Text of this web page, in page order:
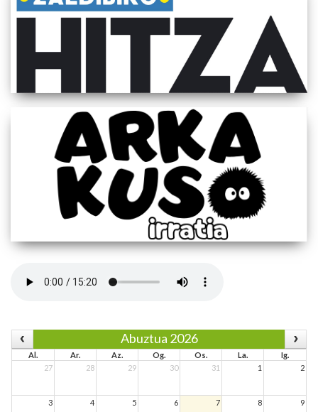
Abuztua 2026
Al. Ar. Az. Og. Os. La.
Ig.
27
28 29 30 31 1 2
3 4 5 6 7 8 9